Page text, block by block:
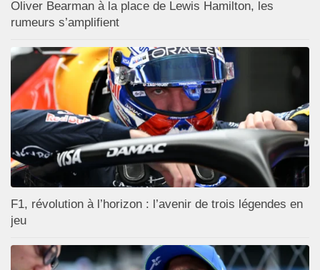
Oliver Bearman à la place de Lewis Hamilton, les
rumeurs s’amplifient
F1, révolution à l’horizon : l’avenir de trois légendes en
jeu